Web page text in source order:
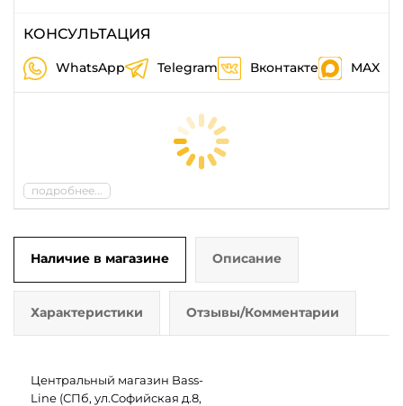
КОНСУЛЬТАЦИЯ
WhatsApp Telegram Вконтакте MAX
подробнее...
Наличие в магазине Описание
Характеристики Отзывы/Комментарии
Центральный магазин Bass-
Line (СПб, ул.Софийская д.8,